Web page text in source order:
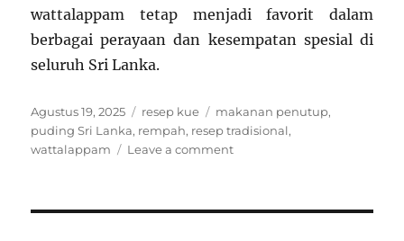
wattalappam tetap menjadi favorit dalam
berbagai perayaan dan kesempatan spesial di
seluruh Sri Lanka.
Posted
on
Agustus 19, 2025 Categories
resep kue Tags
makanan penutup,
puding Sri Lanka, rempah, resep tradisional,
wattalappam
Leave a commenton